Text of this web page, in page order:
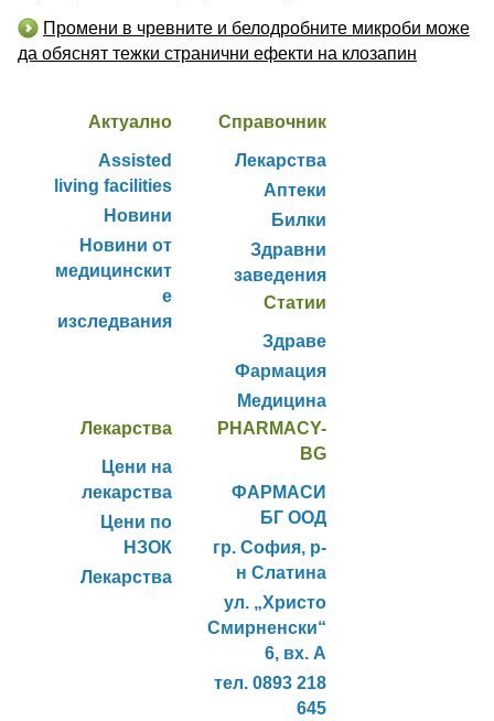
Промени в чревните и белодробните микроби може
да обяснят тежки странични ефекти на клозапин
Актуално
Assisted
living facilities
Новини
Новини от
медицинскит
е
изследвания
Справочник
Лекарства
Аптеки
Билки
Здравни
заведения
Статии
Здраве
Фармация
Медицина
Лекарства
Цени на
лекарства
Цени по
НЗОК
Лекарства
PHARMACY-
BG
ФАРМАСИ
БГ ООД
гр. София, р-
н Слатина
ул. „Христо
Смирненски“
6, вх. А
тел. 0893 218
645